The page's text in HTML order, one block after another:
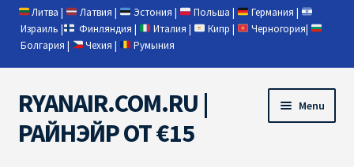
Литва | Латвия | Эстония | Польша | Германия |
Израиль | Финляндия | Италия | Кипр | Черногория|
Болгария | Чехия | Румыния
Skip
to
navigation
Skip
to
content
RYANAIR.COM.RU |
РАЙНЭЙР ОТ €15
Menu